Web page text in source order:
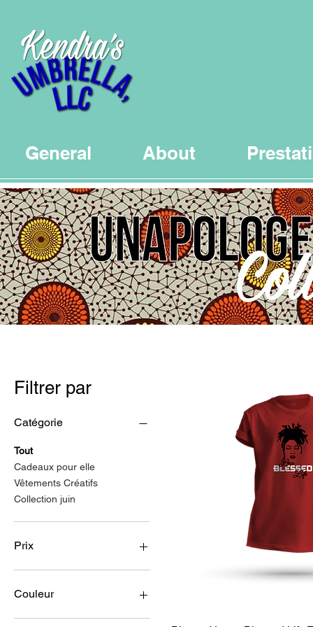
General About
Filtrer par
Catégorie
Tout
Cadeaux pour elle
Vêtements Créatifs
Collection juin
Prix
Couleur